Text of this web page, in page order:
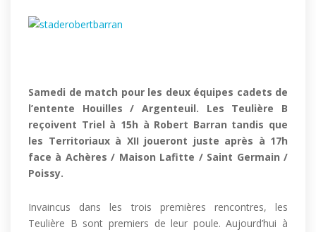
Samedi de match pour les deux équipes cadets de
l’entente Houilles / Argenteuil. Les Teulière B
reçoivent Triel à 15h à Robert Barran tandis que
les Territoriaux à XII joueront juste après à 17h
face à Achères / Maison Lafitte / Saint Germain /
Poissy.
Invaincus dans les trois premières rencontres, les
Teulière B sont premiers de leur poule. Aujourd’hui à